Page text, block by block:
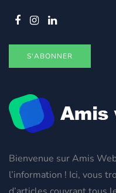
Bienvenue sur Amis
l’information ! Ici, vous
S'ABONNER